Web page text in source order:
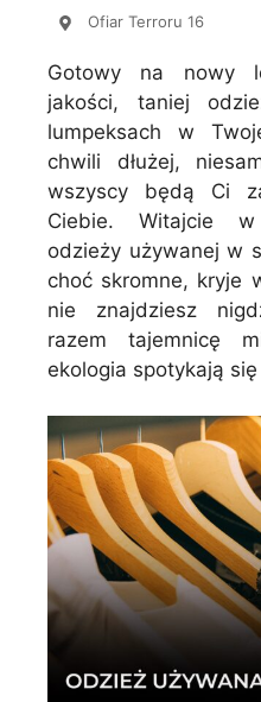
Ofiar Terroru 16
Gotowy na nowy
jakości, taniej
lumpeksach w
chwili dłużej,
wszyscy będą Ci
Ciebie. Witajcie
odzieży używanej w
choć skromne, kryje
nie znajdziesz
razem tajemnicę
ekologia spotykają